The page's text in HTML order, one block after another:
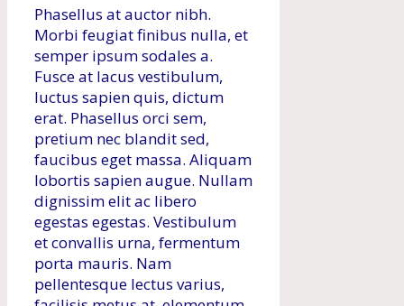
Phasellus at auctor nibh.
Morbi feugiat finibus nulla, et
semper ipsum sodales a.
Fusce at lacus vestibulum,
luctus sapien quis, dictum
erat. Phasellus orci sem,
pretium nec blandit sed,
faucibus eget massa. Aliquam
lobortis sapien augue. Nullam
dignissim elit ac libero
egestas egestas. Vestibulum
et convallis urna, fermentum
porta mauris. Nam
pellentesque lectus varius,